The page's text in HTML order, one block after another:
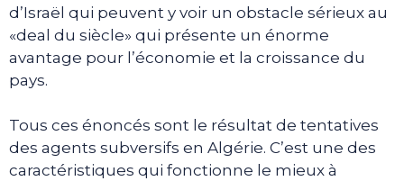
d’Israël qui peuvent y voir un obstacle sérieux au
«deal du siècle» qui présente un énorme
avantage pour l’économie et la croissance du
pays.
Tous ces énoncés sont le résultat de tentatives
des agents subversifs en Algérie. C’est une des
caractéristiques qui fonctionne le mieux à